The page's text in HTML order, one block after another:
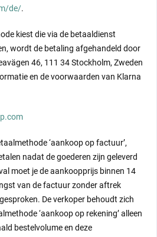
de/.
kiest die via de betaaldienst
wordt de betaling afgehandeld door
46, 111 34 Stockholm, Zweden
en de voorwaarden van Klarna
‘aankoop op factuur’,
nadat de goederen zijn geleverd
moet je de aankoopprijs binnen 14
van de factuur zonder aftrek
De verkoper behoudt zich
‘aankoop op rekening’ alleen
bestelvolume en deze